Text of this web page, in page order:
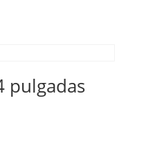
pulgadas